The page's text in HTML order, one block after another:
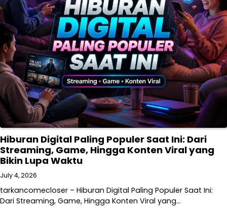
Hiburan Digital Paling Populer Saat Ini: Dari
Streaming, Game, Hingga Konten Viral yang
Bikin Lupa Waktu
July 4, 2026
tarkancomecloser – Hiburan Digital Paling Populer Saat Ini:
Dari Streaming, Game, Hingga Konten Viral yang…